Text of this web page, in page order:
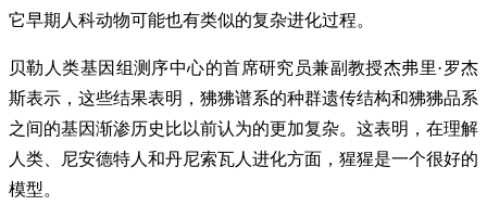
它早期人科动物可能也有类似的复杂进化过程。
贝勒人类基因组测序中心的首席研究员兼副教授杰弗里·罗杰
斯表示，这些结果表明，狒狒谱系的种群遗传结构和狒狒品系
之间的基因渐渗历史比以前认为的更加复杂。这表明，在理解
人类、尼安德特人和丹尼索瓦人进化方面，猩猩是一个很好的
模型。